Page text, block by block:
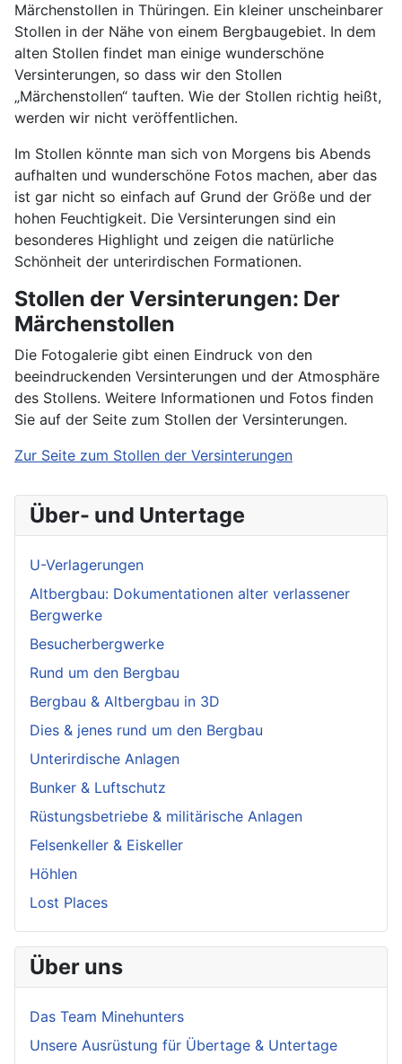
Märchenstollen in Thüringen. Ein kleiner unscheinbarer
Stollen in der Nähe von einem Bergbaugebiet. In dem
alten Stollen findet man einige wunderschöne
Versinterungen, so dass wir den Stollen
„Märchenstollen“ tauften. Wie der Stollen richtig heißt,
werden wir nicht veröffentlichen.
Im Stollen könnte man sich von Morgens bis Abends
aufhalten und wunderschöne Fotos machen, aber das
ist gar nicht so einfach auf Grund der Größe und der
hohen Feuchtigkeit. Die Versinterungen sind ein
besonderes Highlight und zeigen die natürliche
Schönheit der unterirdischen Formationen.
Stollen der Versinterungen: Der
Märchenstollen
Die Fotogalerie gibt einen Eindruck von den
beeindruckenden Versinterungen und der Atmosphäre
des Stollens. Weitere Informationen und Fotos finden
Sie auf der Seite zum Stollen der Versinterungen.
Zur Seite zum Stollen der Versinterungen
Über- und Untertage
U-Verlagerungen
Altbergbau: Dokumentationen alter verlassener
Bergwerke
Besucherbergwerke
Rund um den Bergbau
Bergbau & Altbergbau in 3D
Dies & jenes rund um den Bergbau
Unterirdische Anlagen
Bunker & Luftschutz
Rüstungsbetriebe & militärische Anlagen
Felsenkeller & Eiskeller
Höhlen
Lost Places
Über uns
Das Team Minehunters
Unsere Ausrüstung für Übertage & Untertage